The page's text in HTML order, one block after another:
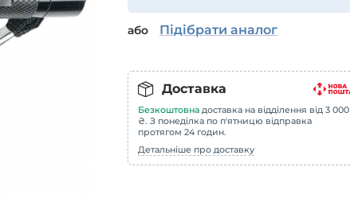
або Підібрати аналог
Доставка
Безкоштовна доставка на відділення від 3 000
₴. З понеділка по п'ятницю відправка
протягом 24 годин.
Детальніше про доставку